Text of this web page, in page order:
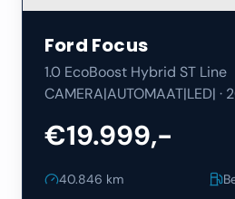
Ford Focus
1.0 EcoBoost Hybrid ST Line
CAMERA|AUTOMAAT|LED| ·
€19.999,-
40.846 km